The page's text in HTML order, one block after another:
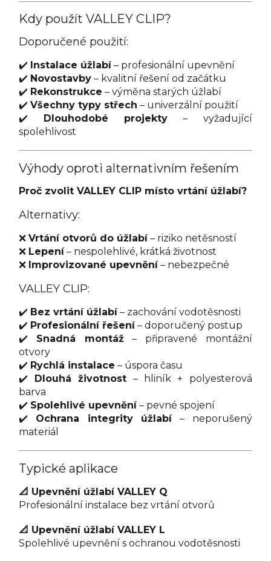
Kdy použít VALLEY CLIP?
Doporučené použití:
✔️ Instalace úžlabí – profesionální upevnění
✔️ Novostavby – kvalitní řešení od začátku
✔️ Rekonstrukce – výměna starých úžlabí
✔️ Všechny typy střech – univerzální použití
✔️
Dlouhodobé projekty
– vyžadující
spolehlivost
Výhody oproti alternativním řešením
Proč zvolit VALLEY CLIP místo vrtání úžlabí?
Alternativy:
❌ Vrtání otvorů do úžlabí – riziko netěsností
❌ Lepení – nespolehlivé, krátká životnost
❌ Improvizované upevnění – nebezpečné
VALLEY CLIP:
✔️ Bez vrtání úžlabí – zachování vodotěsnosti
✔️ Profesionální řešení – doporučený postup
✔️
Snadná montáž
– připravené montážní
otvory
✔️ Rychlá instalace – úspora času
✔️
Dlouhá životnost – hliník + polyesterová
barva
✔️ Spolehlivé upevnění – pevné spojení
✔️
Ochrana integrity úžlabí
– neporušený
materiál
Typické aplikace
📐 Upevnění úžlabí VALLEY Q
Profesionální instalace bez vrtání otvorů
📐 Upevnění úžlabí VALLEY L
Spolehlivé upevnění s ochranou vodotěsnosti